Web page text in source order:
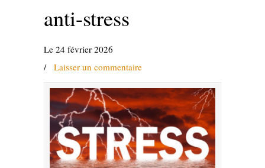
anti-stress
Le 24 février 2026
/ Laisser un commentaire